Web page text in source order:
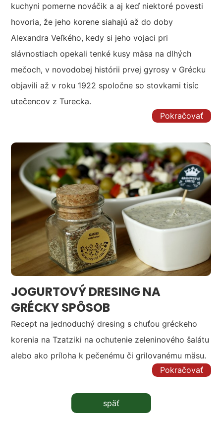
kuchyni pomerne nováčik a aj keď niektoré povesti
hovoria, že jeho korene siahajú až do doby
Alexandra Veľkého, kedy si jeho vojaci pri
slávnostiach opekali tenké kusy mäsa na dlhých
mečoch, v novodobej histórii prvej gyrosy v Grécku
objavili až v roku 1922 spoločne so stovkami tisíc
utečencov z Turecka.
Pokračovať
JOGURTOVÝ DRESING NA
GRÉCKY SPÔSOB
Recept na jednoduchý dresing s chuťou gréckeho
korenia na Tzatziki na ochutenie zeleninového šalátu
alebo ako príloha k pečenému či grilovanému mäsu.
Pokračovať
späť